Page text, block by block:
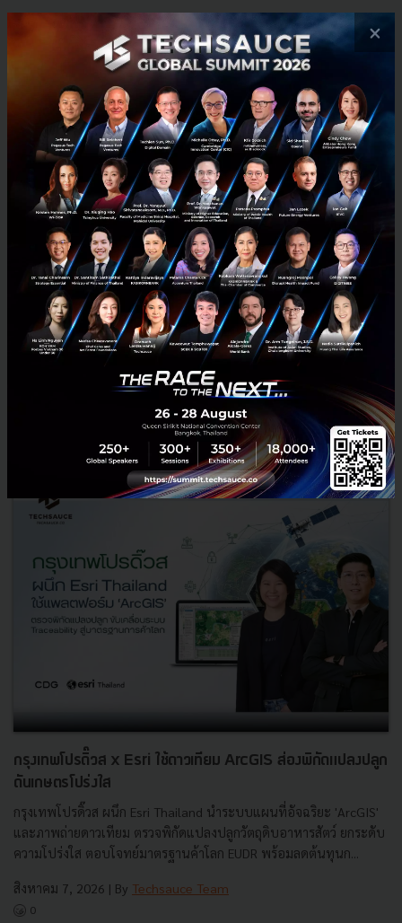
TrueMoney Campaign Asia Digital Payment
No comment
RELATED ARTICLE
กรุงเทพโปรดิ๊วส x Esri ใช้ดาวเทียม ArcGIS ส่องพิกัดแปลงปลูก
ดันเกษตรโปร่งใส
กรุงเทพโปรดิ๊วส ผนึก Esri Thailand นำระบบแผนที่อัจฉริยะ 'ArcGIS'
และภาพถ่ายดาวเทียม ตรวจพิกัดแปลงปลูกวัตถุดิบอาหารสัตว์ ยกระดับ
ความโปร่งใส ตอบโจทย์มาตรฐานค้าโลก EUDR พร้อมลดต้นทุนก...
สิงหาคม 7, 2026 | By Techsauce Team
0
×